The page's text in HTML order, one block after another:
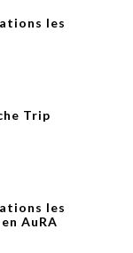
les
Trip
les
AuRA